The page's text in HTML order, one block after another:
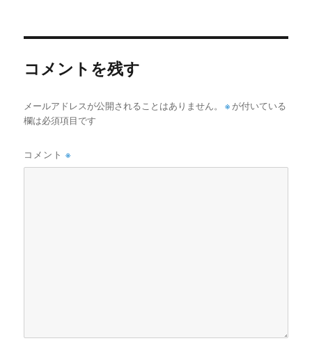
コメントを残す
メールアドレスが公開されることはありません。 ※ が付いている
欄は必須項目です
コメント※